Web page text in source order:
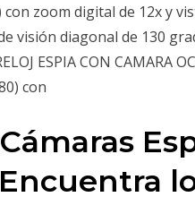
zoom digital de 12x y
visión diagonal de 130
ESPIA CON CAMARA
con